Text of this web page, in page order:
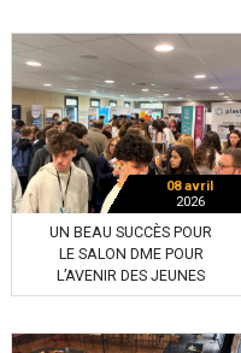
08 avril
2026
UN BEAU SUCCÈS POUR
LE SALON DME POUR
L’AVENIR DES JEUNES